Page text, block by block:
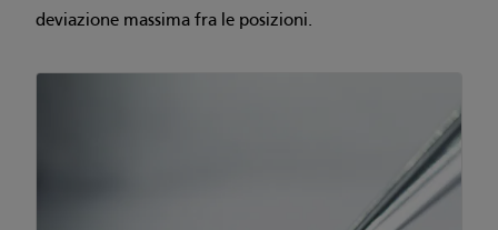
deviazione massima fra le posizioni.